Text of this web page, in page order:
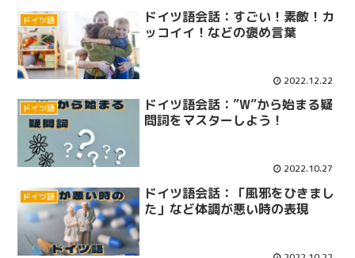
ドイツ語
ドイツ語会話：すごい！素敵！カ
ッコイイ！などの褒め言葉
2022.12.22
ドイツ語
ドイツ語会話：”W”から始まる疑
問詞をマスターしよう！
2022.10.27
ドイツ語
ドイツ語会話：「風邪をひきまし
た」など体調が悪い時の表現